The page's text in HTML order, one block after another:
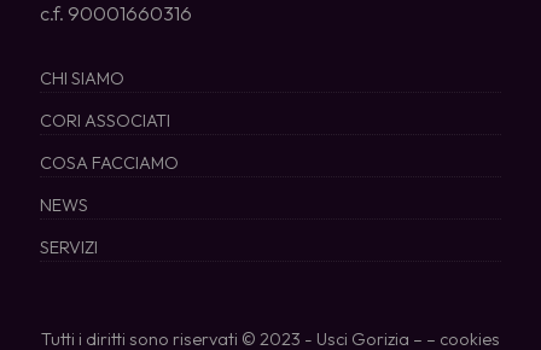
c.f. 90001660316
CHI SIAMO
CORI ASSOCIATI
COSA FACCIAMO
NEWS
SERVIZI
Tutti i diritti sono riservati © 2023 - Usci Gorizia – – cookies